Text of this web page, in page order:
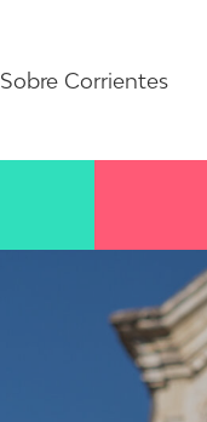
Sobre Corrientes